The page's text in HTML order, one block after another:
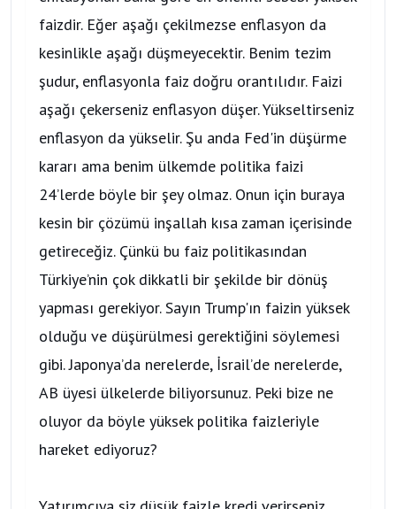
faizdir. Eğer aşağı çekilmezse enflasyon da
kesinlikle aşağı düşmeyecektir. Benim tezim
şudur, enflasyonla faiz doğru orantılıdır. Faizi
aşağı çekerseniz enflasyon düşer. Yükseltirseniz
enflasyon da yükselir. Şu anda Fed'in düşürme
kararı ama benim ülkemde politika faizi
24’lerde böyle bir şey olmaz. Onun için buraya
kesin bir çözümü inşallah kısa zaman içerisinde
getireceğiz. Çünkü bu faiz politikasından
Türkiye’nin çok dikkatli bir şekilde bir dönüş
yapması gerekiyor. Sayın Trump'ın faizin yüksek
olduğu ve düşürülmesi gerektiğini söylemesi
gibi. Japonya’da nerelerde, İsrail’de nerelerde,
AB üyesi ülkelerde biliyorsunuz. Peki bize ne
oluyor da böyle yüksek politika faizleriyle
hareket ediyoruz?